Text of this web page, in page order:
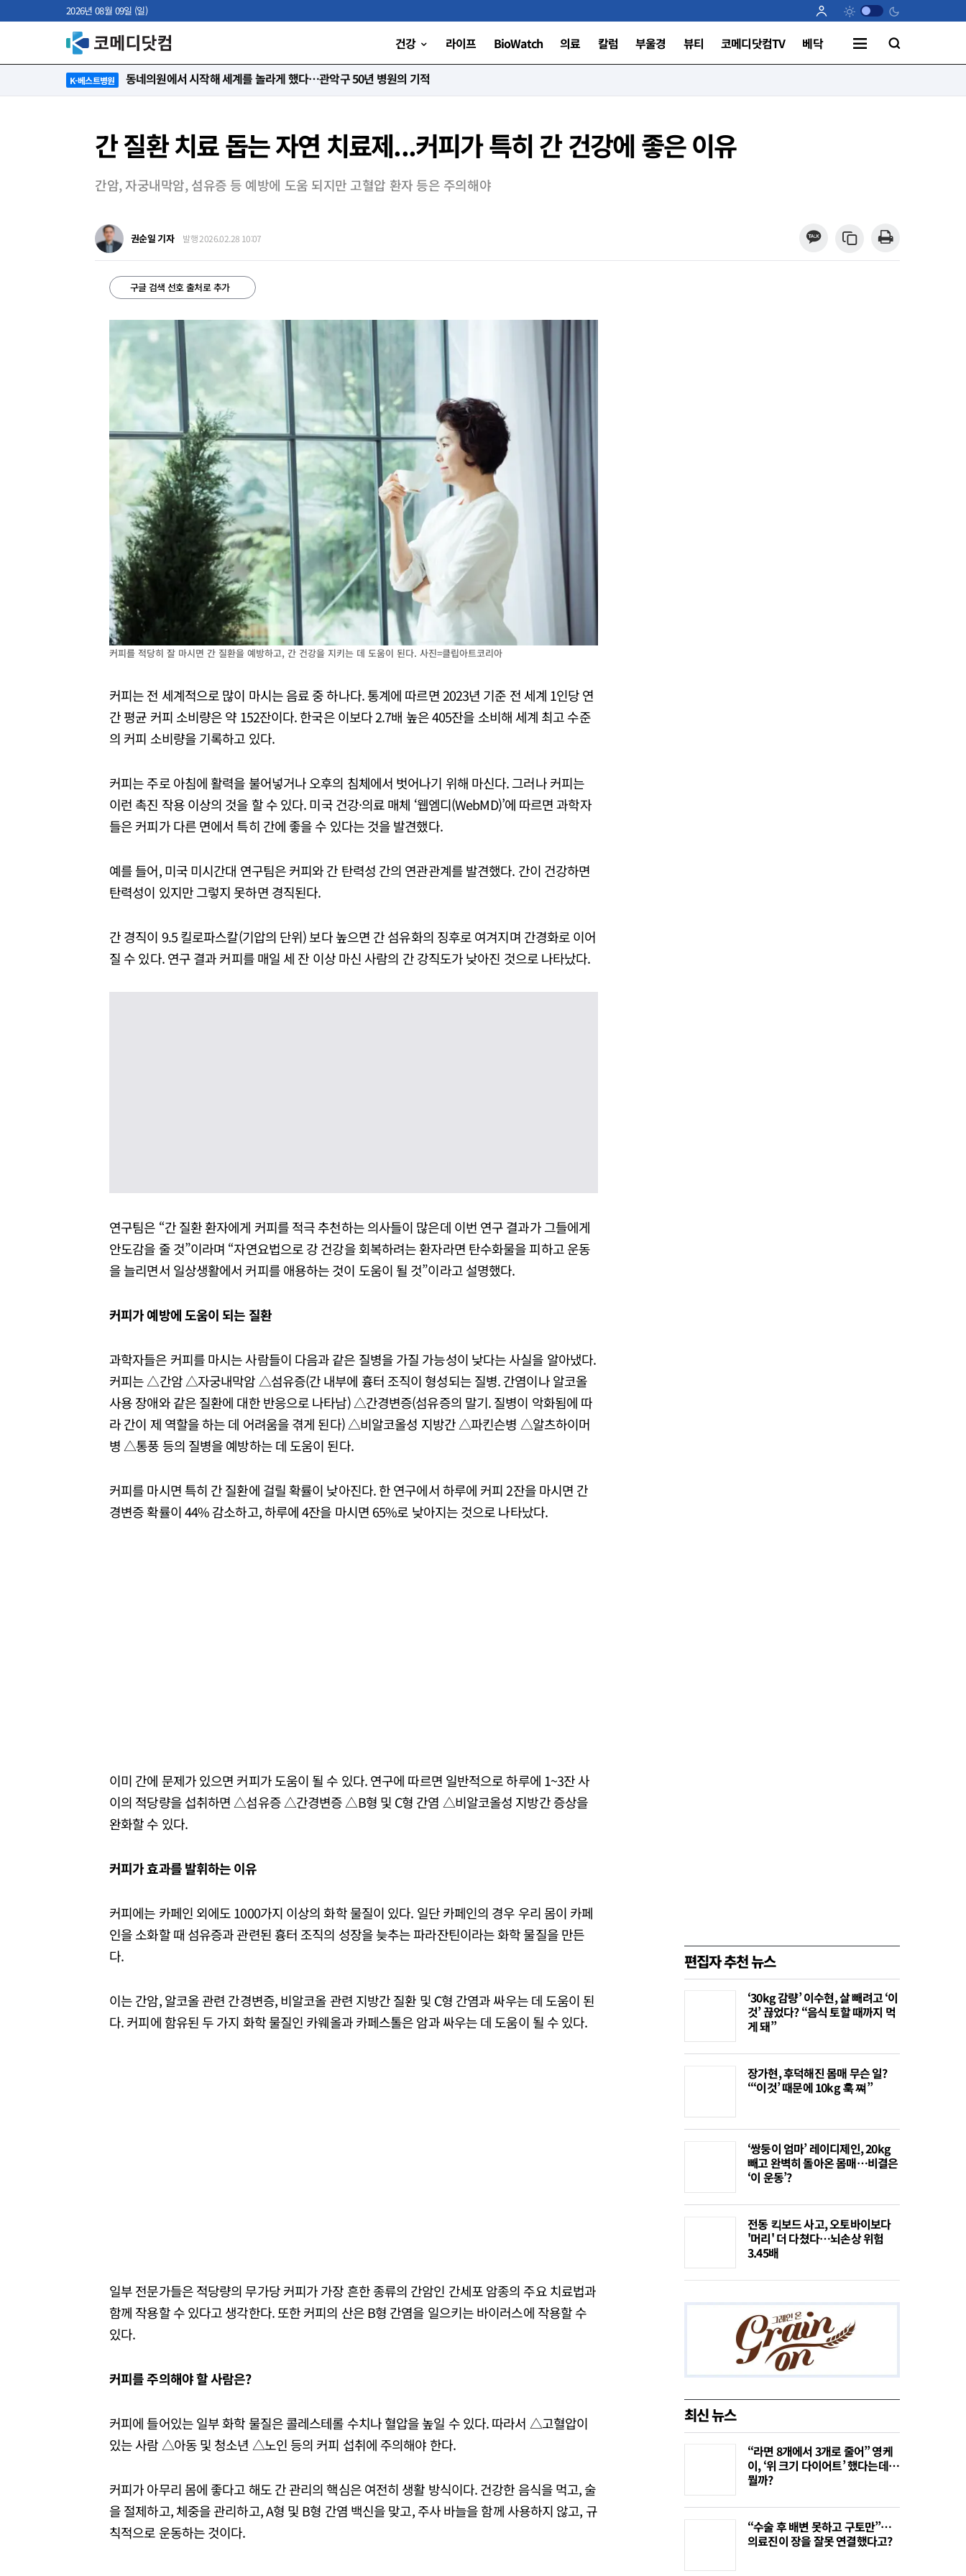
2026년 08월 09일 (일)
건강 라이프 BioWatch 의료 칼럼 부울경 뷰티 코메디닷컴TV 베닥
K-베스트병원 “절대 먼저 말하지 않아요. 대신 먼저 듣습니다”
간 질환 치료 돕는 자연 치료제...커피가 특히 간 건강에 좋은 이유
간암, 자궁내막암, 섬유증 등 예방에 도움 되지만 고혈압 환자 등은 주의해야
권순일 기자 발행 2026.02.28 10:07
구글 검색 선호 출처로 추가
커피를 적당히 잘 마시면 간 질환을 예방하고, 간 건강을 지키는 데 도움이 된다. 사진=클립아트코리아
커피는 전 세계적으로 많이 마시는 음료 중 하나다. 통계에 따르면 2023년 기준 전 세계 1인당 연
간 평균 커피 소비량은 약 152잔이다. 한국은 이보다 2.7배 높은 405잔을 소비해 세계 최고 수준
의 커피 소비량을 기록하고 있다.
커피는 주로 아침에 활력을 불어넣거나 오후의 침체에서 벗어나기 위해 마신다. 그러나 커피는
이런 촉진 작용 이상의 것을 할 수 있다. 미국 건강·의료 매체 ‘웹엠디(WebMD)’에 따르면 과학자
들은 커피가 다른 면에서 특히 간에 좋을 수 있다는 것을 발견했다.
예를 들어, 미국 미시간대 연구팀은 커피와 간 탄력성 간의 연관관계를 발견했다. 간이 건강하면
탄력성이 있지만 그렇지 못하면 경직된다.
간 경직이 9.5 킬로파스칼(기압의 단위) 보다 높으면 간 섬유화의 징후로 여겨지며 간경화로 이어
질 수 있다. 연구 결과 커피를 매일 세 잔 이상 마신 사람의 간 강직도가 낮아진 것으로 나타났다.
연구팀은 “간 질환 환자에게 커피를 적극 추천하는 의사들이 많은데 이번 연구 결과가 그들에게
안도감을 줄 것”이라며 “자연요법으로 강 건강을 회복하려는 환자라면 탄수화물을 피하고 운동
을 늘리면서 일상생활에서 커피를 애용하는 것이 도움이 될 것”이라고 설명했다.
커피가 예방에 도움이 되는 질환
과학자들은 커피를 마시는 사람들이 다음과 같은 질병을 가질 가능성이 낮다는 사실을 알아냈다.
커피는 △간암 △자궁내막암 △섬유증(간 내부에 흉터 조직이 형성되는 질병. 간염이나 알코올
사용 장애와 같은 질환에 대한 반응으로 나타남) △간경변증(섬유증의 말기. 질병이 악화됨에 따
라 간이 제 역할을 하는 데 어려움을 겪게 된다) △비알코올성 지방간 △파킨슨병 △알츠하이머
병 △통풍 등의 질병을 예방하는 데 도움이 된다.
커피를 마시면 특히 간 질환에 걸릴 확률이 낮아진다. 한 연구에서 하루에 커피 2잔을 마시면 간
경변증 확률이 44% 감소하고, 하루에 4잔을 마시면 65%로 낮아지는 것으로 나타났다.
이미 간에 문제가 있으면 커피가 도움이 될 수 있다. 연구에 따르면 일반적으로 하루에 1~3잔 사
이의 적당량을 섭취하면 △섬유증 △간경변증 △B형 및 C형 간염 △비알코올성 지방간 증상을
완화할 수 있다.
커피가 효과를 발휘하는 이유
커피에는 카페인 외에도 1000가지 이상의 화학 물질이 있다. 일단 카페인의 경우 우리 몸이 카페
인을 소화할 때 섬유증과 관련된 흉터 조직의 성장을 늦추는 파라잔틴이라는 화학 물질을 만든
다.
이는 간암, 알코올 관련 간경변증, 비알코올 관련 지방간 질환 및 C형 간염과 싸우는 데 도움이 된
다. 커피에 함유된 두 가지 화학 물질인 카웨올과 카페스톨은 암과 싸우는 데 도움이 될 수 있다.
일부 전문가들은 적당량의 무가당 커피가 가장 흔한 종류의 간암인 간세포 암종의 주요 치료법과
함께 작용할 수 있다고 생각한다. 또한 커피의 산은 B형 간염을 일으키는 바이러스에 작용할 수
있다.
커피를 주의해야 할 사람은?
커피에 들어있는 일부 화학 물질은 콜레스테롤 수치나 혈압을 높일 수 있다. 따라서 △고혈압이
있는 사람 △아동 및 청소년 △노인 등의 커피 섭취에 주의해야 한다.
커피가 아무리 몸에 좋다고 해도 간 관리의 핵심은 여전히 생활 방식이다. 건강한 음식을 먹고, 술
을 절제하고, 체중을 관리하고, A형 및 B형 간염 백신을 맞고, 주사 바늘을 함께 사용하지 않고, 규
칙적으로 운동하는 것이다.
편집자 추천 뉴스
‘30kg 감량’ 이수현, 살 빼려고 ‘이
것’ 끊었다? “음식 토할 때까지 먹
게 돼”
장가현, 후덕해진 몸매 무슨 일?
“‘이것’ 때문에 10kg 훅 쪄”
‘쌍둥이 엄마’ 레이디제인, 20kg
빼고 완벽히 돌아온 몸매…비결은
‘이 운동’?
전동 킥보드 사고, 오토바이보다
'머리' 더 다쳤다…뇌손상 위험
3.45배
최신 뉴스
“라면 8개에서 3개로 줄어” 영케
이, ‘위 크기 다이어트’ 했다는데…
뭘까?
“수술 후 배변 못하고 구토만”…
의료진이 장을 잘못 연결했다고?